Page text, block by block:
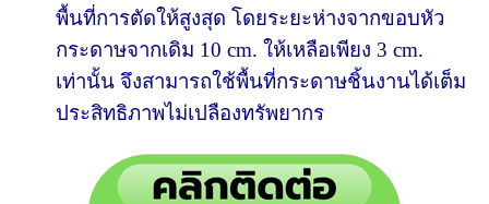
พื้นที่การตัดให้สูงสุด โดยระยะห่างจากขอบหัว
กระดาษจากเดิม 10 cm. ให้เหลือเพียง 3 cm.
เท่านั้น จึงสามารถใช้พื้นที่กระดาษชิ้นงานได้เต็ม
ประสิทธิภาพไม่เปลืองทรัพยากร